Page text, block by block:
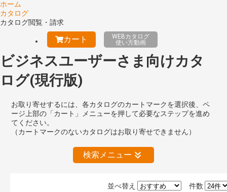
ホーム
カタログ
カタログ閲覧・請求
カート
WEBカタログ
使い方動画
ビジネスユーザーさま向けカタ
ログ(現行版)
お取り寄せするには、各カタログのカートマークを選択後、ペ
ージ上部の「カート」メニューを押して必要なステップを進め
てください。
（カートマークのないカタログはお取り寄せできません）
検索メニュー
件数
並べ替え